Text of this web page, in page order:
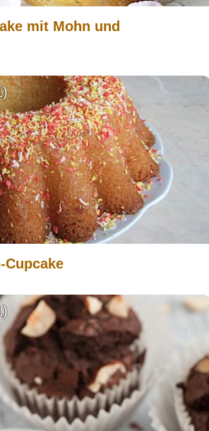
mit Mohn und
Cupcake